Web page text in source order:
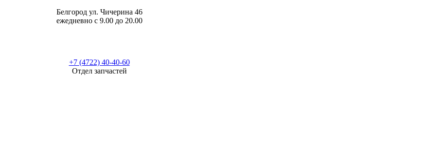
Белгород ул. Чичерина 46
ежедневно с 9.00 до 20.00
+7 (4722) 40-40-60
Отдел запчастей